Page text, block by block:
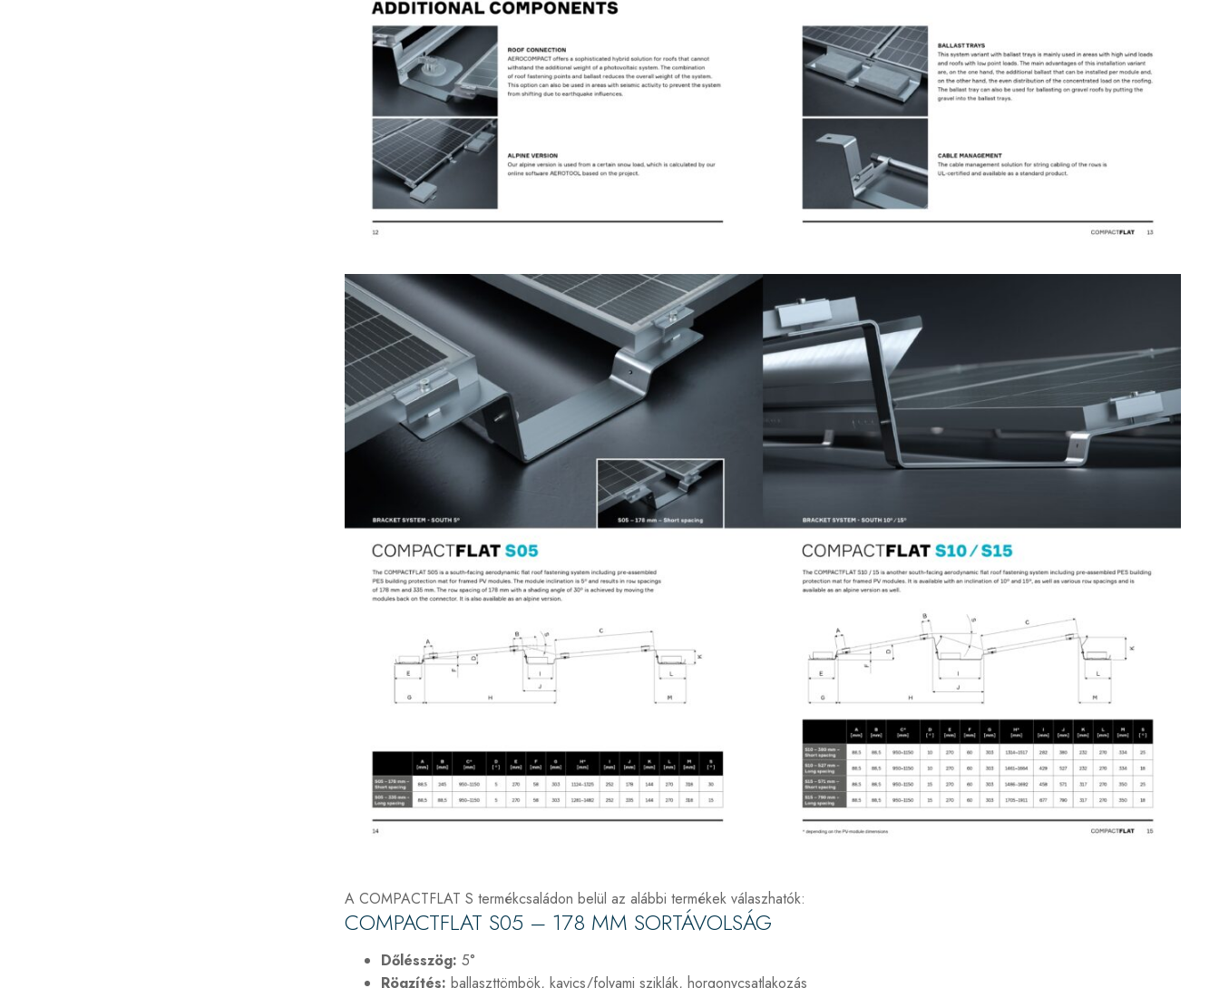
A COMPACTFLAT S termékcsaládon belül az alábbi termékek válaszhatók:
COMPACTFLAT S05 – 178 MM SORTÁVOLSÁG
Dőlésszög: 5°
Rögzítés: ballaszttömbök, kavics/folyami sziklák, horgonycsatlakozás